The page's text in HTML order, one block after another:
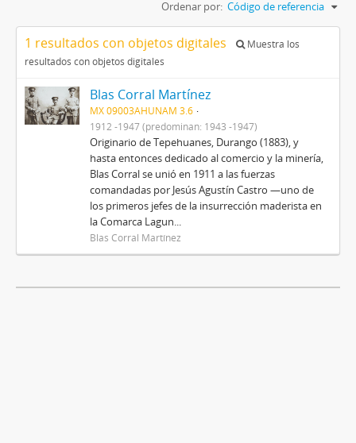
Ordenar por: Código de referencia
1 resultados con objetos digitales
Muestra los
resultados con objetos digitales
Blas Corral Martínez
MX 09003AHUNAM 3.6
1912 -1947 (predominan: 1943 -1947)
Originario de Tepehuanes, Durango (1883), y
hasta entonces dedicado al comercio y la minería,
Blas Corral se unió en 1911 a las fuerzas
comandadas por Jesús Agustín Castro —uno de
los primeros jefes de la insurrección maderista en
la Comarca Lagun...
Blas Corral Martínez